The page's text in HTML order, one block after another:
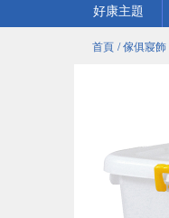
好康主題
首頁 / 傢俱寢飾